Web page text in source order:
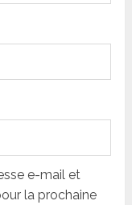
e-mail et
la prochaine